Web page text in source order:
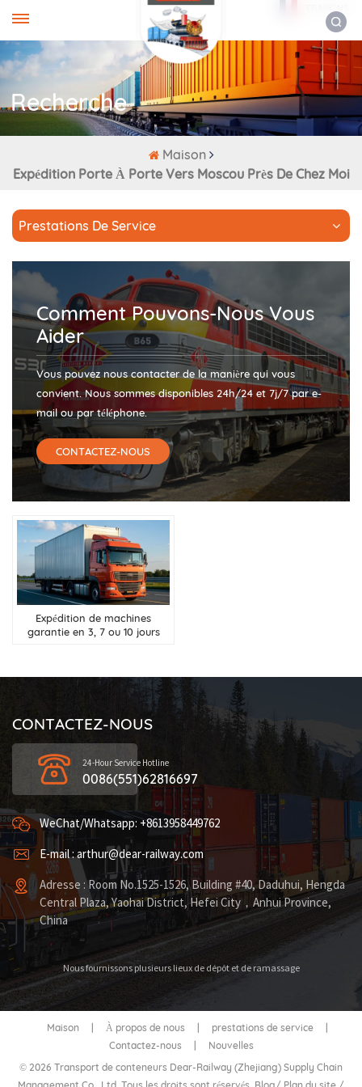
Recherche
Maison
Expédition Porte À Porte Vers Moscou Près De Chez Moi
Prestations De Service
Comment Pouvons-Nous Vous
Aider
Vous pouvez nous contacter de la manière qui vous
convient. Nous sommes disponibles 24h/24 et 7j/7 par e-
mail ou par téléphone.
CONTACTEZ-NOUS
Expédition de machines
garantie en 3, 7 ou 10 jours
CONTACTEZ-NOUS
24-Hour Service Hotline
0086(551)62816697
WeChat/Whatsapp: +8613958449762
E-mail : arthur@dear-railway.com
Adresse : Room No.1525-1526, Building #40, Daduhui, Hengda
Central Plaza, Yaohai District, Hefei City，Anhui Province,
China
Nous fournissons plusieurs lieux de dépôt et de ramassage
Maison À propos de nous prestations de service
Contactez-nous
Nouvelles
© 2026 Transport de conteneurs Dear-Railway (Zhejiang) Supply Chain